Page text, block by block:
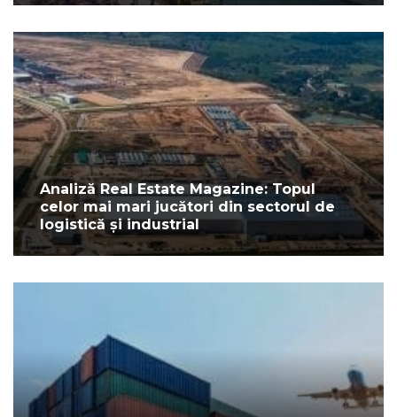
Analiză Real Estate Magazine: Topul
celor mai mari jucători din sectorul de
logistică și industrial